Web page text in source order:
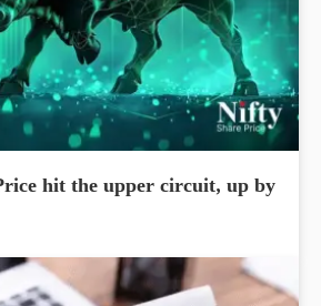
hit the upper circuit, up by